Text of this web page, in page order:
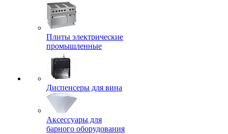
Плиты электрические
промышленные
Диспенсеры для вина
Аксессуары для
барного оборудования